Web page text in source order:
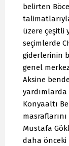
belirten
üzere çeşitli
seçimlerde
giderlerinin
genel
Aksine
Konyaaltı
Mustafa
daha önceki